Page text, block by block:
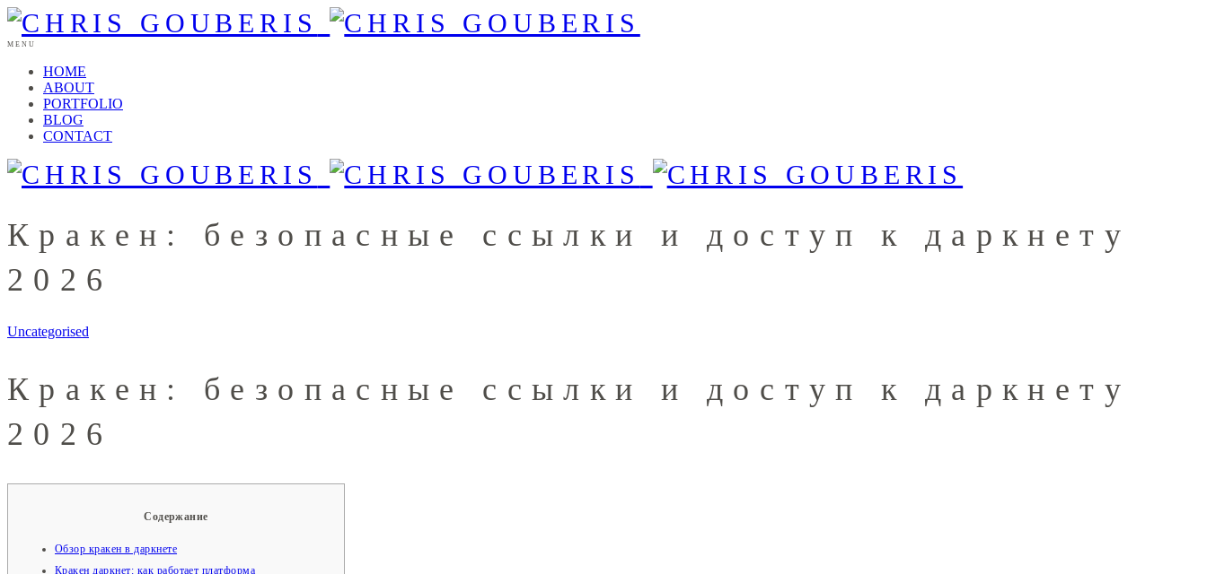
MENU
HOME
ABOUT
PORTFOLIO
BLOG
CONTACT
Кракен: безопасные ссылки и доступ к даркнету
2026
Uncategorised
Кракен: безопасные ссылки и доступ к даркнету
2026
Содержание
Обзор кракен в даркнете
Кракен даркнет: как работает платформа